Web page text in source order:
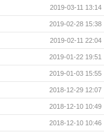
2019-03-11 13:14
2019-02-28 15:38
2019-02-11 22:04
2019-01-22 19:51
2019-01-03 15:55
2018-12-29 12:07
2018-12-10 10:49
2018-12-10 10:46